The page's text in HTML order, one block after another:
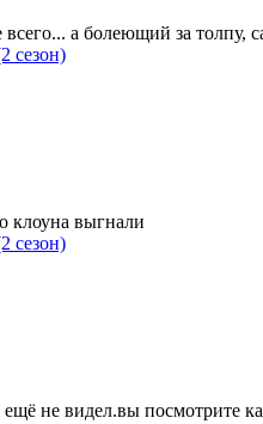
а болеющий за толпу,
сезон)
клоуна выгнали
сезон)
не видел.вы посмотрите